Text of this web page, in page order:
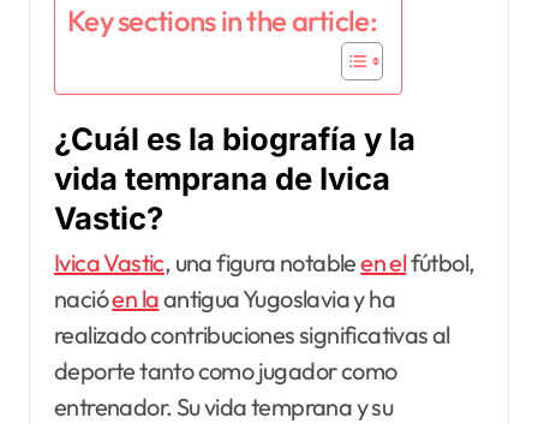
Key sections in the article:
¿Cuál es la biografía y la
vida temprana de Ivica
Vastic?
Ivica Vastic, una figura notableen elfútbol,
nacióen laantigua Yugoslavia y ha
realizado contribuciones significativas al
deporte tanto como jugador como
entrenador. Su vida temprana y su